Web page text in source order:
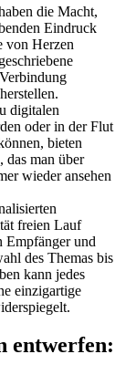
die Macht,
Eindruck
von Herzen
digitalen
oder in der Flut
bieten
das man über
wieder ansehen
freien Lauf
Empfänger und
des Themas bis
kann jedes
einzigartige
entwerfen: